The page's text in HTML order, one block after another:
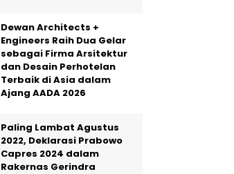
Dewan Architects +
Engineers Raih Dua Gelar
sebagai Firma Arsitektur
dan Desain Perhotelan
Terbaik di Asia dalam
Ajang AADA 2026
Paling Lambat Agustus
2022, Deklarasi Prabowo
Capres 2024 dalam
Rakernas Gerindra